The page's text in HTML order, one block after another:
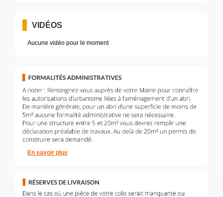
VIDÉOS
Aucune vidéo pour le moment
En savoir plus